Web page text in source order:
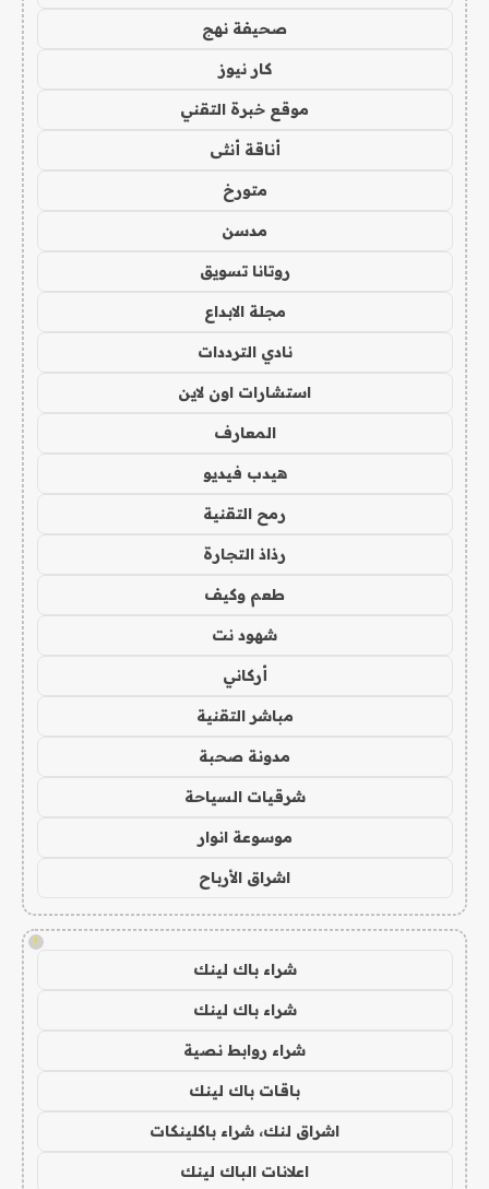
صحيفة نهج
كار نيوز
موقع خبرة التقني
أناقة أنثى
متورخ
مدسن
روتانا تسويق
مجلة الابداع
نادي الترددات
استشارات اون لاين
المعارف
هيدب فيديو
رمح التقنية
رذاذ التجارة
طعم وكيف
شهود نت
أركاني
مباشر التقنية
مدونة صحبة
شرقيات السياحة
موسوعة انوار
اشراق الأرباح
!
شراء باك لينك
شراء باك لينك
شراء روابط نصية
باقات باك لينك
اشراق لنك، شراء باكلينكات
اعلانات الباك لينك